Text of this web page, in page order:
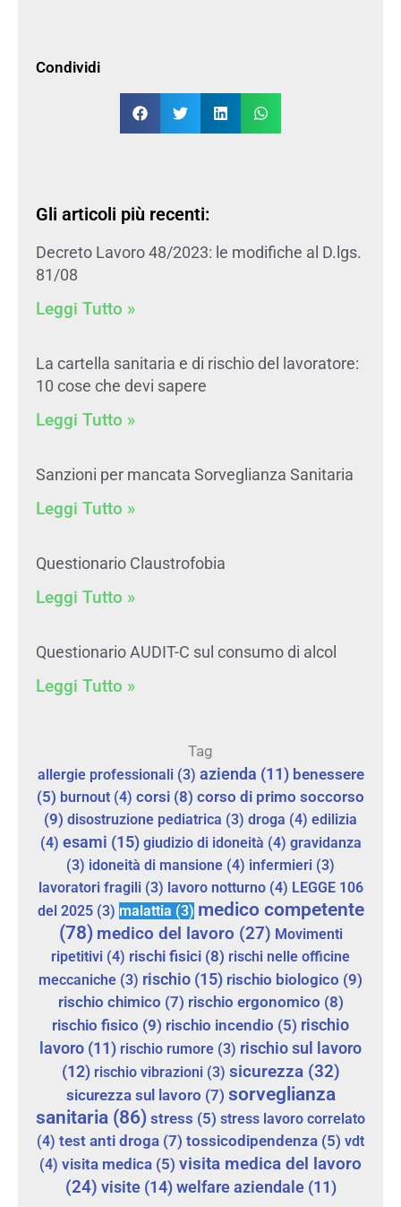
Condividi
Gli articoli più recenti:
Decreto Lavoro 48/2023: le modifiche al D.lgs.
81/08
Leggi Tutto »
La cartella sanitaria e di rischio del lavoratore:
10 cose che devi sapere
Leggi Tutto »
Sanzioni per mancata Sorveglianza Sanitaria
Leggi Tutto »
Questionario Claustrofobia
Leggi Tutto »
Questionario AUDIT-C sul consumo di alcol
Leggi Tutto »
Tag
allergie professionali (3) azienda (11) benessere
(5) burnout (4) corsi (8) corso di primo soccorso
(9) disostruzione pediatrica (3) droga (4) edilizia
(4) esami (15) giudizio di idoneità (4) gravidanza
(3) idoneità di mansione (4) infermieri (3)
lavoratori fragili (3) lavoro notturno(4) LEGGE 106
del 2025(3) malattia (3) medico competente
(78) medico del lavoro (27) Movimenti
ripetitivi (4) rischi fisici (8) rischi nelle officine
meccaniche (3) rischio (15) rischio biologico (9)
rischio chimico (7) rischio ergonomico (8)
rischio fisico (9) rischio incendio (5) rischio
lavoro (11) rischio rumore (3) rischio sul lavoro
(12) rischio vibrazioni (3) sicurezza(32)
sicurezza sul lavoro (7) sorveglianza
sanitaria (86) stress (5) stress lavoro correlato
(4) test anti droga (7) tossicodipendenza (5) vdt
(4) visita medica (5) visita medica del lavoro
(24) visite(14) welfare aziendale(11)